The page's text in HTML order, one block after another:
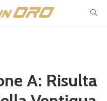
A: Risulta